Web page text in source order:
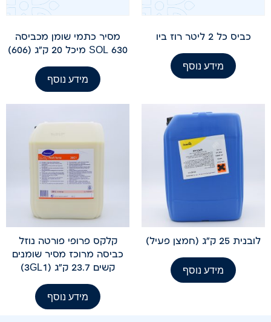
כביס כל 2 ליטר רוז ביו
מידע נוסף
מסיר כתמי שומן מכביסה
SOL 630 מיכל 20 ק"ג (606)
מידע נוסף
לובנית 25 ק"ג (חמצן פעיל)
מידע נוסף
קלקס פרופי פורטה נוזל
כביסה מרוכז מסיר שומנים
קשים 23.7 ק"ג (3GL1)
מידע נוסף